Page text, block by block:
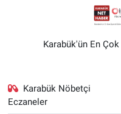
Karabük'ün En
Karabük Nöbetçi
Eczaneler